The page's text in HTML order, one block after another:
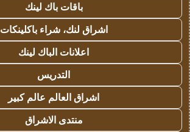
باقات باك لينك
اشراق لنك، شراء باكلينكات
اعلانات الباك لينك
التدريس
اشراق العالم عالم كبير
منتدى الاشراق